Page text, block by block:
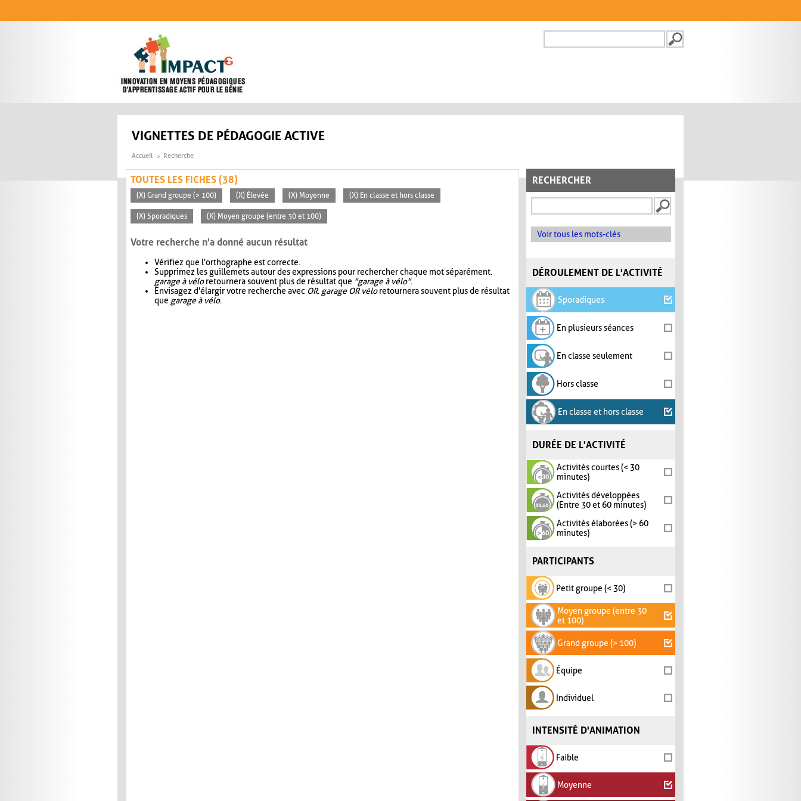
FORMULAIRE DE
VIGNETTES DE PÉDAGOGIE ACTIVE
Accueil Recherche
RECHERCHER
Voir tous les mots-clés
DÉROULEMENT DE L'ACTIVITÉ
Sporadiques
En plusieurs séances
En classe seulement
Hors classe
En classe et hors classe
DURÉE DE L'ACTIVITÉ
Activités courtes (< 30
minutes)
Activités développées
(Entre 30 et 60 minutes)
Activités élaborées (> 60
minutes)
PARTICIPANTS
Petit groupe (< 30)
Moyen groupe (entre 30
et 100)
Grand groupe (> 100)
Équipe
Individuel
INTENSITÉ D'ANIMATION
Faible
Moyenne
TOUTES LES FICHES (38)
(X) Grand groupe (> 100) (X) Élevée (X) Moyenne (X) En classe et hors classe
(X) Sporadiques (X) Moyen groupe (entre 30 et 100)
Votre recherche n'a donné aucun résultat
Vérifiez que l'orthographe est correcte.
Supprimez les guillemets autour des expressions pour rechercher chaque mot séparément.
garage à véloretournera souvent plus de résultat que "garage à vélo".
Envisagez d'élargir votre recherche avec OR. garage OR véloretournera souvent plus de résultat
que garage à vélo.